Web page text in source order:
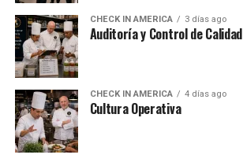
CHECK IN AMERICA 3 días ago
Auditoría y Control de Calidad
CHECK IN AMERICA 4 días ago
Cultura Operativa